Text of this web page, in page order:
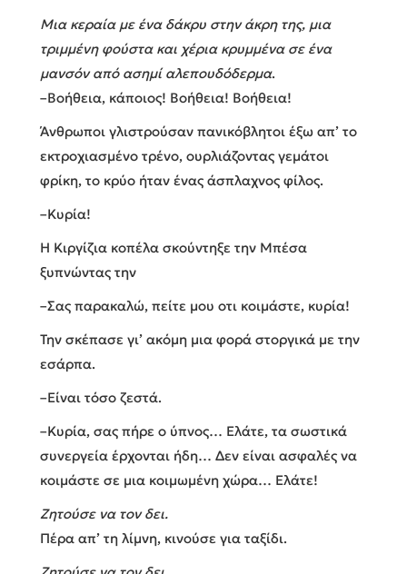
Μια κεραία με ένα δάκρυ στην άκρη της, μια
τριμμένη φούστα και χέρια κρυμμένα σε ένα
μανσόν από ασημί αλεπουδόδερμα.
–Βοήθεια, κάποιος! Βοήθεια! Βοήθεια!
Άνθρωποι γλιστρούσαν πανικόβλητοι έξω απ’ το
εκτροχιασμένο τρένο, ουρλιάζοντας γεμάτοι
φρίκη, το κρύο ήταν ένας άσπλαχνος φίλος.
–Κυρία!
Η Κιργίζια κοπέλα σκούντηξε την Μπέσα
ξυπνώντας την
–Σας παρακαλώ, πείτε μου οτι κοιμάστε, κυρία!
Την σκέπασε γι’ ακόμη μια φορά στοργικά με την
εσάρπα.
–Είναι τόσο ζεστά.
–Κυρία, σας πήρε ο ύπνος… Ελάτε, τα σωστικά
συνεργεία έρχονται ήδη… Δεν είναι ασφαλές να
κοιμάστε σε μια κοιμωμένη χώρα… Eλάτε!
Ζητούσε να τον δει.
Πέρα απ’ τη λίμνη, κινούσε για ταξίδι.